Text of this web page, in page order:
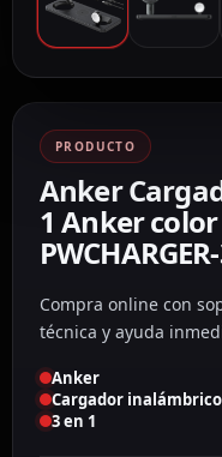
PRODUCTO
Anker
1 Anker
Compra online con
técnica y ayuda
Anker
Cargador inalámbrico
3 en 1